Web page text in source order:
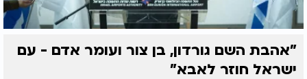
"אהבת השם גורדון, בן צור ועומר אדם - עם
ישראל חוזר לאבא"